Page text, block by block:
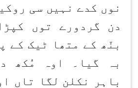
نوں کدے نہیں سی
دن گردورے توں
بنّھ کے متھا ٹیک کے
بہ گیا۔ اوہ مُکھ
باہر نکلن لگا تاں